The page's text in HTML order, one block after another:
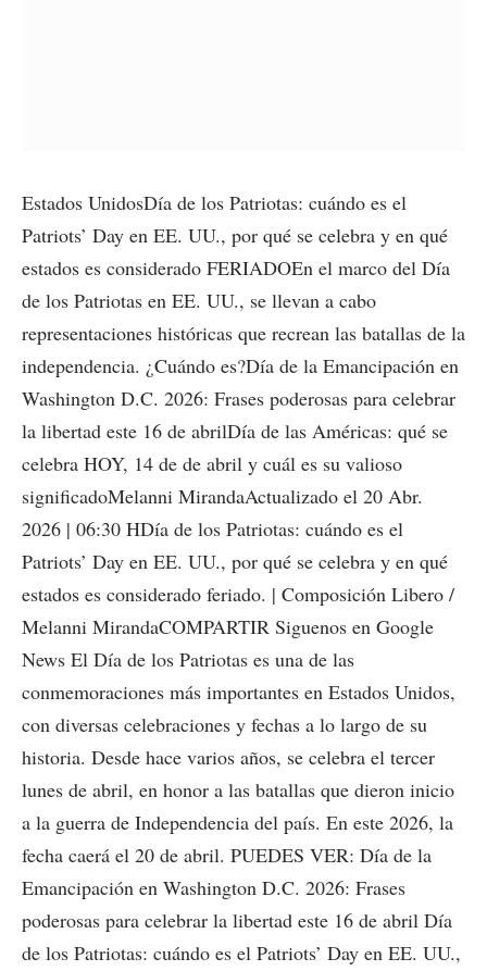
Estados UnidosDía de los Patriotas: cuándo es el
Patriots’ Day en EE. UU., por qué se celebra y en qué
estados es considerado FERIADOEn el marco del Día
de los Patriotas en EE. UU., se llevan a cabo
representaciones históricas que recrean las batallas de la
independencia. ¿Cuándo es?Día de la Emancipación en
Washington D.C. 2026: Frases poderosas para celebrar
la libertad este 16 de abrilDía de las Américas: qué se
celebra HOY, 14 de de abril y cuál es su valioso
significadoMelanni MirandaActualizado el 20 Abr.
2026 | 06:30 HDía de los Patriotas: cuándo es el
Patriots’ Day en EE. UU., por qué se celebra y en qué
estados es considerado feriado. | Composición Libero /
Melanni MirandaCOMPARTIR Siguenos en Google
News El Día de los Patriotas es una de las
conmemoraciones más importantes en Estados Unidos,
con diversas celebraciones y fechas a lo largo de su
historia. Desde hace varios años, se celebra el tercer
lunes de abril, en honor a las batallas que dieron inicio
a la guerra de Independencia del país. En este 2026, la
fecha caerá el 20 de abril. PUEDES VER: Día de la
Emancipación en Washington D.C. 2026: Frases
poderosas para celebrar la libertad este 16 de abril Día
de los Patriotas: cuándo es el Patriots’ Day en EE. UU.,